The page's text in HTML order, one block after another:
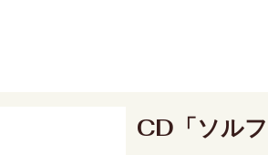
CD「ソル